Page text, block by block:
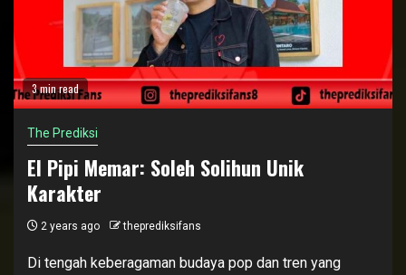
3 min read
The Prediksi
El Pipi Memar: Soleh Solihun Unik
Karakter
2 years ago theprediksifans
Di tengah keberagaman budaya pop dan tren yang